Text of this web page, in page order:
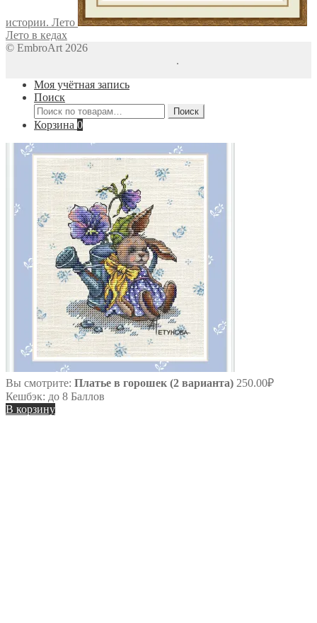
истории. Лето
Лето в кедах
© EmbroArt 2026
.
Моя учётная запись
Поиск
Искать:
Поиск
Корзина 0
Вы смотрите: Платье в горошек (2 варианта) 250.00₽
Кешбэк: до 8 Баллов
В корзину